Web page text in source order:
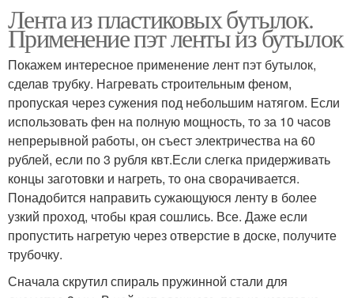
Лента из пластиковых бутылок.
Применение пэт ленты из бутылок
Покажем интересное применение лент пэт бутылок,
сделав трубку. Нагревать строительным феном,
пропуская через сужения под небольшим натягом. Если
использовать фен на полную мощность, то за 10 часов
непрерывной работы, он съест электричества на 60
рублей, если по 3 рубля квт.Если слегка придерживать
концы заготовки и нагреть, то она сворачивается.
Понадобится направить сужающуюся ленту в более
узкий проход, чтобы края сошлись. Все. Даже если
пропустить нагретую через отверстие в доске, получите
трубочку.
Сначала скрутил спираль пружинной стали для